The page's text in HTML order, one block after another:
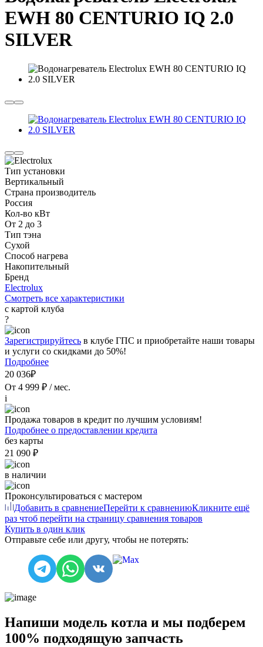
EWH 80 CENTURIO IQ 2.0
SILVER
Тип установки
Вертикальный
Страна производитель
Россия
Кол-во кВт
От 2 до 3
Тип тэна
Сухой
Способ нагрева
Накопительный
Бренд
Electrolux
Смотреть все характеристики
с картой клуба
?
Зарегистрируйтесь в клубе ГПС и приобретайте наши товары
и услуги со скидками до 50%!
Подробнее
20 036₽
От 4 999 ₽ / мес.
i
Продажа товаров в кредит по лучшим условиям!
Подробнее о предоставлении кредита
без карты
21 090 ₽
в наличии
Проконсультироваться с мастером
Добавить в сравнениеПерейти к сравнениюКликните ещё
раз чтоб перейти на страницу сравнения товаров
Купить в один клик
Отправьте себе или другу, чтобы не потерять:
Напиши модель котла и мы подберем
100% подходящую запчасть